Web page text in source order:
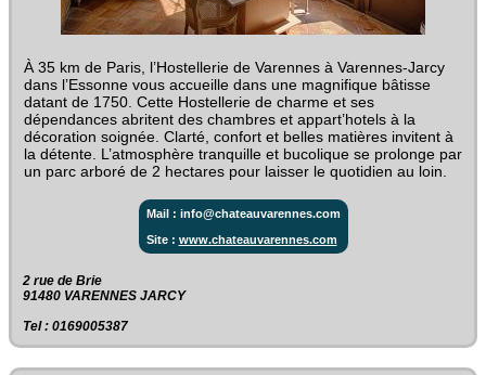
À 35 km de Paris, l’Hostellerie de Varennes à Varennes-Jarcy
dans l’Essonne vous accueille dans une magnifique bâtisse
datant de 1750. Cette Hostellerie de charme et ses
dépendances abritent des chambres et appart’hotels à la
décoration soignée. Clarté, confort et belles matières invitent à
la détente. L’atmosphère tranquille et bucolique se prolonge par
un parc arboré de 2 hectares pour laisser le quotidien au loin.
Mail : info@chateauvarennes.com
Site : www.chateauvarennes.com
2 rue de Brie‎
91480 VARENNES JARCY
Tel : 0169005387